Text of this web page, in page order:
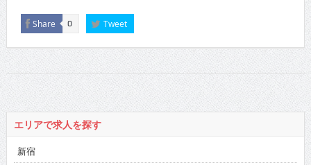
Share 0 Tweet
エリアで求人を探す
新宿